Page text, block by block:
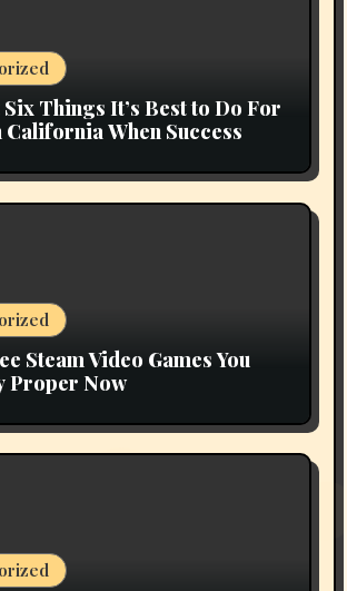
Things It’s Best to Do For
California When Success
Steam Video Games You
Proper Now